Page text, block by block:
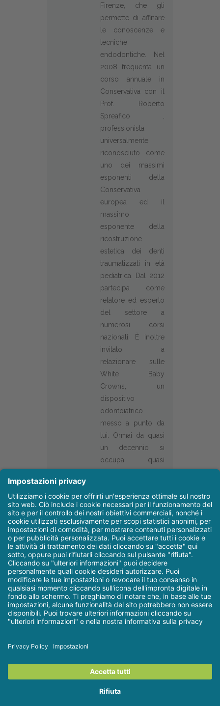
Firenze, che gli
permette di affinare
le conoscenze e
tecniche
endodontiche. Nel
2008 frequenta un
corso annuale in
Conservativa con il
Prof. Roberto
Spreafico ,
professionista
universalmente
riconosciuto come
uno dei massimi
esponenti della
Conservativa
europea ed il
massimo
esponente della
ricostruzione
estetica dei denti
traumatizzati in età
pediatrica. Dal 2012
partecipa come
relatore ed esperto
del settore a
numerosi corsi
nazionali. È inoltre
invitato a
relazionare sulle
White Baby
Crowns, un
dispositivo
odontoiatrico
messo a punto da
lui. Ormai da quasi
un decennio si
occupa quasi
essendo titolare
della “Scuola del
Sorriso” uno studio
interamente ed
esclusivamente
dedicato ai bambini.
2026
Partisani, 3 - Fiumana-Predappio (FC) |
| Email:web@dentaltrey.it|Privacy &
Cookie